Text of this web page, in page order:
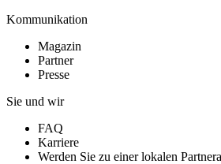
Kommunikation
Magazin
Partner
Presse
Sie und wir
FAQ
Karriere
Werden Sie zu einer lokalen